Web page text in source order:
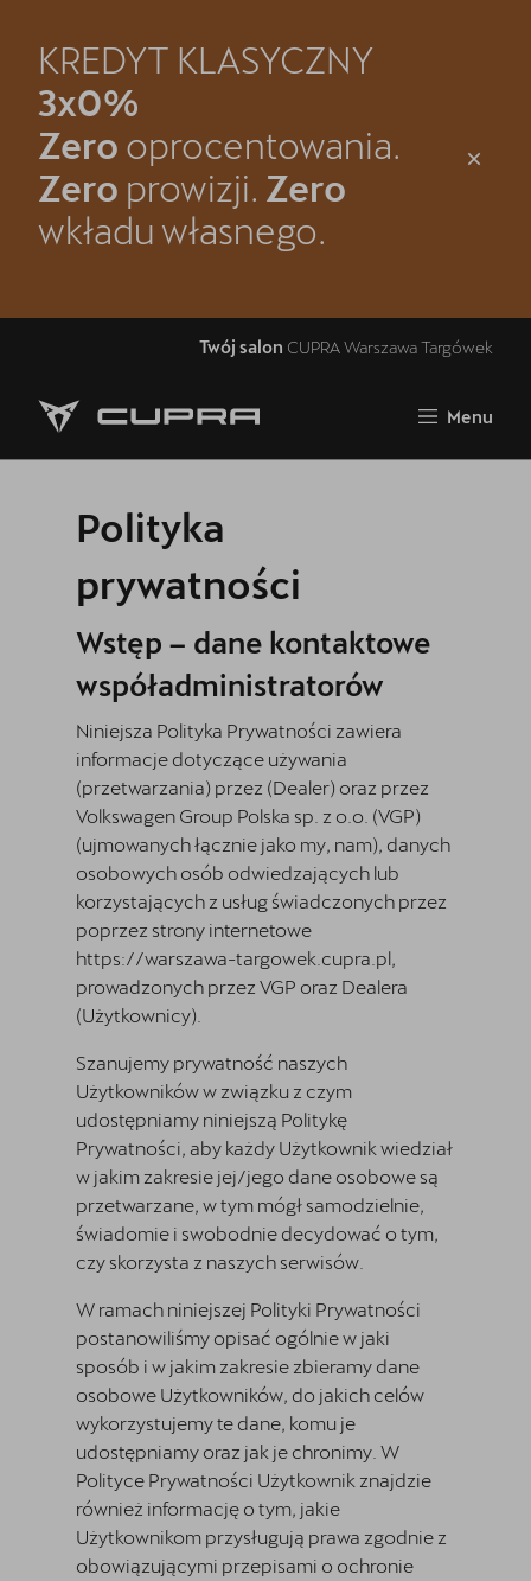
KREDYT KLASYCZNY
3x0%
Zero oprocentowania.
Zero prowizji. Zero
wkładu własnego.
Twój salon CUPRA Warszawa Targówek
Menu
Strona główna
Oferta i aktualności
Samochody dostępne od ręki
Spacer po CUPRA Warszawa-Targówek
Finansowanie
Oryginalne części zamienne
Akcesoria CUPRA
Polityka
prywatności
Wstęp – dane kontaktowe
współadministratorów
Niniejsza Polityka Prywatności zawiera
informacje dotyczące używania
(przetwarzania) przez (Dealer) oraz przez
Volkswagen Group Polska sp. z o.o. (VGP)
(ujmowanych łącznie jako my, nam), danych
osobowych osób odwiedzających lub
korzystających z usług świadczonych przez
poprzez strony internetowe
https://warszawa-targowek.cupra.pl,
prowadzonych przez VGP oraz Dealera
(Użytkownicy).
Szanujemy prywatność naszych
Użytkowników w związku z czym
udostępniamy niniejszą Politykę
Prywatności, aby każdy Użytkownik wiedział
w jakim zakresie jej/jego dane osobowe są
przetwarzane, w tym mógł samodzielnie,
świadomie i swobodnie decydować o tym,
czy skorzysta z naszych serwisów.
W ramach niniejszej Polityki Prywatności
postanowiliśmy opisać ogólnie w jaki
sposób i w jakim zakresie zbieramy dane
osobowe Użytkowników, do jakich celów
wykorzystujemy te dane, komu je
udostępniamy oraz jak je chronimy. W
Polityce Prywatności Użytkownik znajdzie
również informację o tym, jakie
Użytkownikom przysługują prawa zgodnie z
obowiązującymi przepisami o ochronie